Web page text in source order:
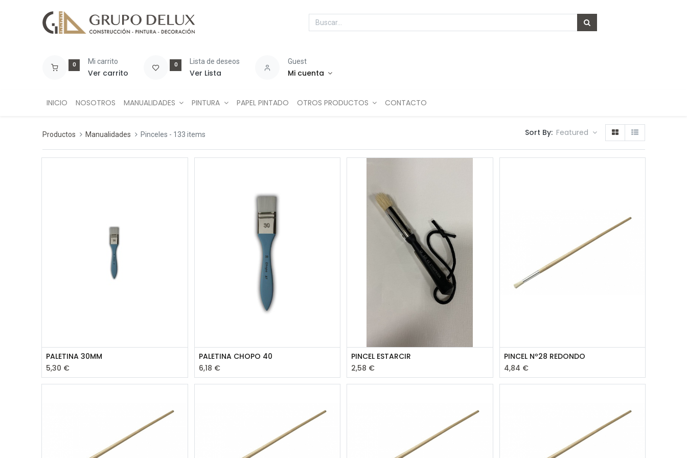
0 Mi carrito
Ver carrito
0 Lista de deseos
Ver Lista
Guest
Mi cuenta
INICIO NOSOTROS MANUALIDADES PINTURA PAPEL PINTADO OTROS PRODUCTOS CONTACTO
Productos Manualidades Pinceles - 133 items Sort By: Featured
PALETINA 30MM
5,30 €
PALETINA CHOPO 40
6,18 €
PINCEL ESTARCIR
2,58 €
PINCEL Nº28 REDONDO
4,84 €